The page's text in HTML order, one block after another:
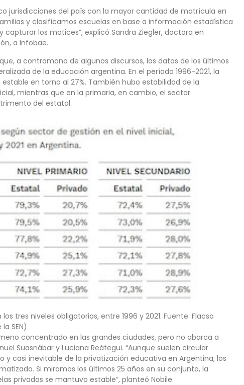
jurisdicciones del país con la mayor cantidad de matrícula en
y clasificamos escuelas en base a información estadística
los matices”, explicó Sandra Ziegler, doctora en
a Infobae.
a contramano de algunos discursos, los datos de los últimos
de la educación argentina. En el período 1996-2021, la
en torno al 27%. También hubo estabilidad de la
mientras que en la primaria, en cambio, el sector
del estatal.
tres niveles obligatorios, entre 1996 y 2021. Fuente: Flacso
SEN)
concentrado en las grandes ciudades, pero no abarca a
Suasnábar y Luciana Reátegui. “Aunque suelen circular
y casi inevitable de la privatización educativa en Argentina, los
Si miramos los últimos 25 años en su conjunto, la
privadas se mantuvo estable”, planteó Nobile.